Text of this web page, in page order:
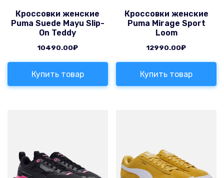
Кроссовки женские
Puma Suede Mayu Slip-
On Teddy
10490.00₽
Купить товар
Кроссовки женские
Puma Mirage Sport
Loom
12990.00₽
Купить товар